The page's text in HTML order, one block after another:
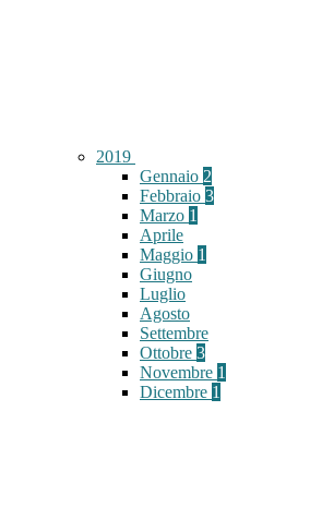
2019
Gennaio 2
Febbraio 3
Marzo 1
Aprile
Maggio 1
Giugno
Luglio
Agosto
Settembre
Ottobre 3
Novembre 1
Dicembre 1